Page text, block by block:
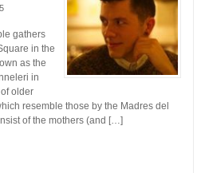
gathers
in the
as the
in
older
resemble those by the Madres del
of the mothers (and […]